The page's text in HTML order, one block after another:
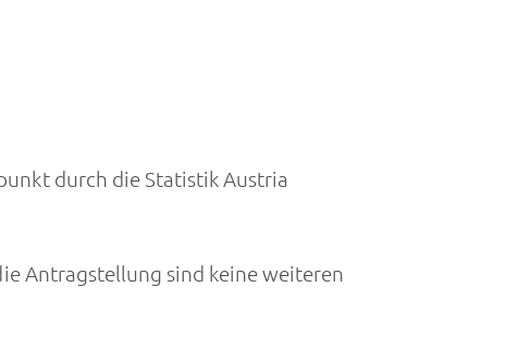
durch die Statistik Austria
Antragstellung sind keine weiteren